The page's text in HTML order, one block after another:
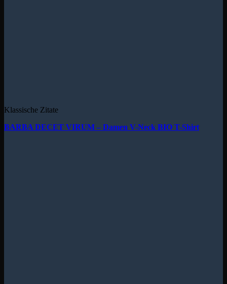
Klassische Zitate
BARBA DECET VIRUM – Damen V-Neck BIO T-Shirt